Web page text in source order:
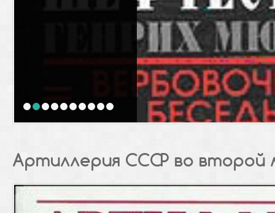
1 2 3 4 5 6 7 8 9
Артиллерия СССР во второй